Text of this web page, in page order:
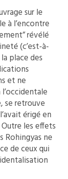
sur le
à l’encontre
révélé
(c’est-à-
place des
et ne
se retrouve
érigé en
les effets
Rohingyas ne
de ceux qui